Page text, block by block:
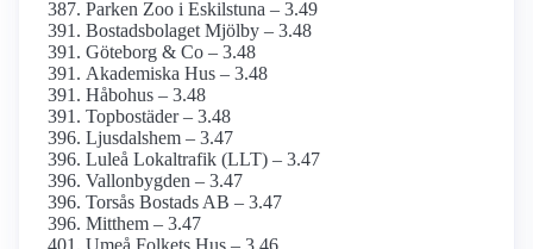
Parken Zoo i Eskilstuna – 3.49
Bostadsbolaget Mjölby – 3.48
Göteborg & Co – 3.48
Akademiska Hus – 3.48
Håbohus – 3.48
Topbostäder – 3.48
Ljusdalshem – 3.47
Luleå Lokaltrafik (LLT) – 3.47
Vallonbygden – 3.47
Torsås Bostads AB – 3.47
Mitthem – 3.47
Umeå Folkets Hus – 3.46